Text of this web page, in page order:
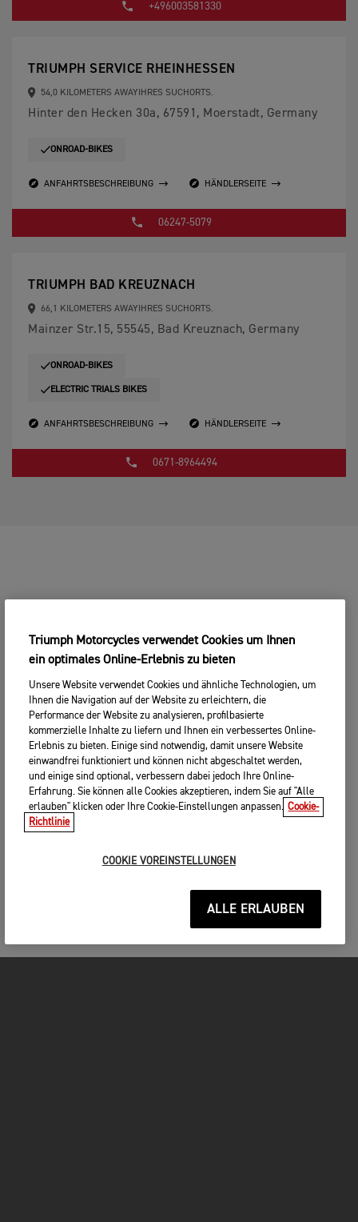
+496003581330
TRIUMPH SERVICE RHEINHESSEN
54,0 KILOMETERS AWAYIHRES SUCHORTS.
Hinter den Hecken 30a, 67591, Moerstadt, Germany
ONROAD-BIKES
ANFAHRTSBESCHREIBUNG HÄNDLERSEITE
06247-5079
TRIUMPH BAD KREUZNACH
66,1 KILOMETERS AWAYIHRES SUCHORTS.
Mainzer Str.15, 55545, Bad Kreuznach, Germany
ONROAD-BIKES
ELECTRIC TRIALS BIKES
ANFAHRTSBESCHREIBUNG HÄNDLERSEITE
0671-8964494
Triumph Motorcycles verwendet Cookies um Ihnen
ein optimales Online-Erlebnis zu bieten
Unsere Website verwendet Cookies und ähnliche Technologien, um
Ihnen die Navigation auf der Website zu erleichtern, die
Performance der Website zu analysieren, profilbasierte
kommerzielle Inhalte zu liefern und Ihnen ein verbessertes Online-
Erlebnis zu bieten. Einige sind notwendig, damit unsere Website
einwandfrei funktioniert und können nicht abgeschaltet werden,
und einige sind optional, verbessern dabei jedoch Ihre Online-
Erfahrung. Sie können alle Cookies akzeptieren, indem Sie auf "Alle
erlauben" klicken oder Ihre Cookie-Einstellungen anpassen. Cookie-
Richtlinie
COOKIE VOREINSTELLUNGEN
ALLE ERLAUBEN